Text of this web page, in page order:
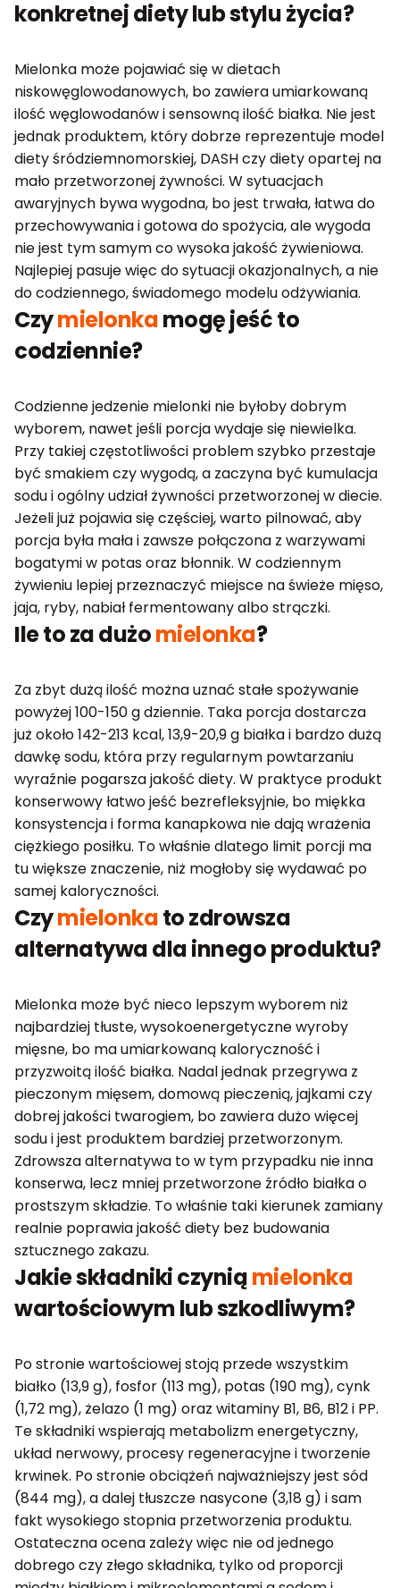
konkretnej diety lub stylu życia?
Mielonka może pojawiać się w dietach
niskowęglowodanowych, bo zawiera umiarkowaną
ilość węglowodanów i sensowną ilość białka. Nie jest
jednak produktem, który dobrze reprezentuje model
diety śródziemnomorskiej, DASH czy diety opartej na
mało przetworzonej żywności. W sytuacjach
awaryjnych bywa wygodna, bo jest trwała, łatwa do
przechowywania i gotowa do spożycia, ale wygoda
nie jest tym samym co wysoka jakość żywieniowa.
Najlepiej pasuje więc do sytuacji okazjonalnych, a nie
do codziennego, świadomego modelu odżywiania.
Czymielonkamogę jeść to
codziennie?
Codzienne jedzenie mielonki nie byłoby dobrym
wyborem, nawet jeśli porcja wydaje się niewielka.
Przy takiej częstotliwości problem szybko przestaje
być smakiem czy wygodą, a zaczyna być kumulacja
sodu i ogólny udział żywności przetworzonej w diecie.
Jeżeli już pojawia się częściej, warto pilnować, aby
porcja była mała i zawsze połączona z warzywami
bogatymi w potas oraz błonnik. W codziennym
żywieniu lepiej przeznaczyć miejsce na świeże mięso,
jaja, ryby, nabiał fermentowany albo strączki.
Ile to za dużomielonka?
Za zbyt dużą ilość można uznać stałe spożywanie
powyżej 100-150 g dziennie. Taka porcja dostarcza
już około 142-213 kcal, 13,9-20,9 g białka i bardzo dużą
dawkę sodu, która przy regularnym powtarzaniu
wyraźnie pogarsza jakość diety. W praktyce produkt
konserwowy łatwo jeść bezrefleksyjnie, bo miękka
konsystencja i forma kanapkowa nie dają wrażenia
ciężkiego posiłku. To właśnie dlatego limit porcji ma
tu większe znaczenie, niż mogłoby się wydawać po
samej kaloryczności.
Czymielonkato zdrowsza
alternatywa dla innego produktu?
Mielonka może być nieco lepszym wyborem niż
najbardziej tłuste, wysokoenergetyczne wyroby
mięsne, bo ma umiarkowaną kaloryczność i
przyzwoitą ilość białka. Nadal jednak przegrywa z
pieczonym mięsem, domową pieczenią, jajkami czy
dobrej jakości twarogiem, bo zawiera dużo więcej
sodu i jest produktem bardziej przetworzonym.
Zdrowsza alternatywa to w tym przypadku nie inna
konserwa, lecz mniej przetworzone źródło białka o
prostszym składzie. To właśnie taki kierunek zamiany
realnie poprawia jakość diety bez budowania
sztucznego zakazu.
Jakie składniki czyniąmielonka
wartościowym lub szkodliwym?
Po stronie wartościowej stoją przede wszystkim
białko (13,9 g), fosfor (113 mg), potas (190 mg), cynk
(1,72 mg), żelazo (1 mg) oraz witaminy B1, B6, B12 i PP.
Te składniki wspierają metabolizm energetyczny,
układ nerwowy, procesy regeneracyjne i tworzenie
krwinek. Po stronie obciążeń najważniejszy jest sód
(844 mg), a dalej tłuszcze nasycone (3,18 g) i sam
fakt wysokiego stopnia przetworzenia produktu.
Ostateczna ocena zależy więc nie od jednego
dobrego czy złego składnika, tylko od proporcji